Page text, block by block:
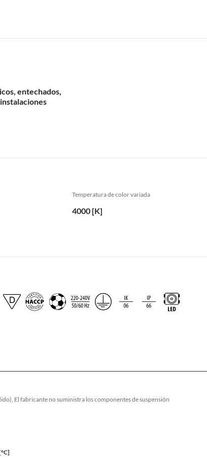
entechados,
Temperatura de color variada
4000 [K]
El fabricante no suministra los componentes de suspensión